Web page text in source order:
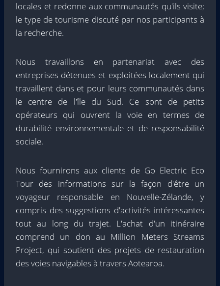
locales et redonne aux communautés qu'ils visite;
le type de tourisme discuté par nos participants à
la recherche.
Nous travaillons en partenariat avec des
entreprises détenues et exploitées localement qui
travaillent dans et pour leurs communautés dans
le centre de l'île du Sud. Ce sont de petits
opérateurs qui ouvrent la voie en termes de
durabilité environnementale et de responsabilité
sociale.
Nous fournirons aux clients de Go Electric Eco
Tour des informations sur la façon d'être un
voyageur responsable en Nouvelle-Zélande, y
compris des suggestions d'activités intéressantes
tout au long du trajet. L'achat d'un itinéraire
comprend un don au Million Meters Streams
Project, qui soutient des projets de restauration
des voies navigables à travers Aotearoa.